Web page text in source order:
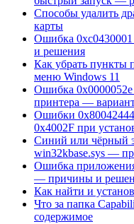
Способы удалить
карты
Ошибка
и решения
Как убрать пункты
меню Windows 11
Ошибка
принтера —
Ошибки
0x4002F при
Синий или чёрный
win32kbase.sys —
Ошибка
— причины и
Как найти и
Что за папка
содержимое